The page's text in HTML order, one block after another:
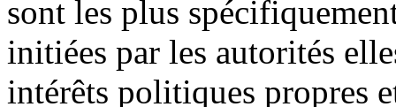
sont les plus
initiées par les autorités
intérêts politiques propres